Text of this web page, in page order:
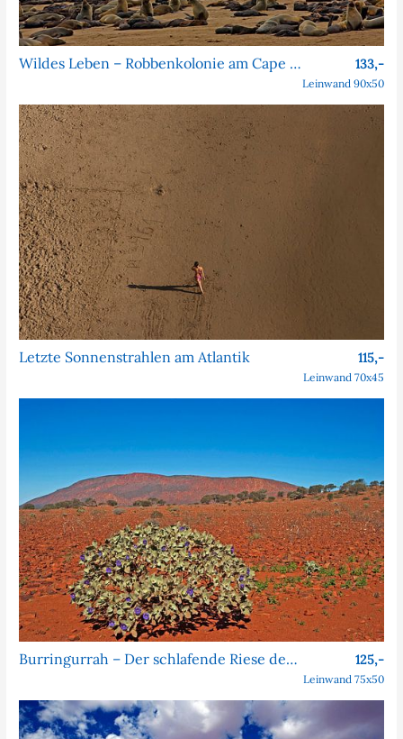
Wildes Leben – Robbenkolonie am Cape Cross 133,-
Leinwand 90x50
Letzte Sonnenstrahlen am Atlantik 115,-
Leinwand 70x45
Burringurrah – Der schlafende Riese des Outbacks 125,-
Leinwand 75x50